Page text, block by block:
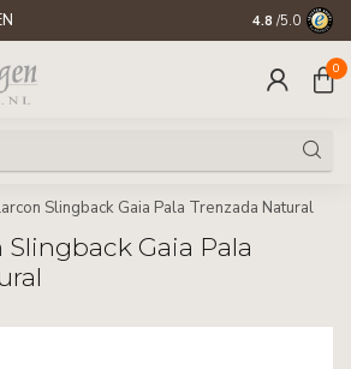
WELTWEITE
4.8 /5.0
0
Slingback Gaia Pala Trenzada Natural
Gaia Pala